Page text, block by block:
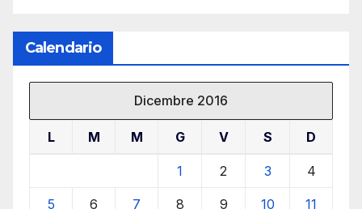
Calendario
Dicembre 2016
L M M G V S D
1 2 3 4
5 6 7 8 9 10 11